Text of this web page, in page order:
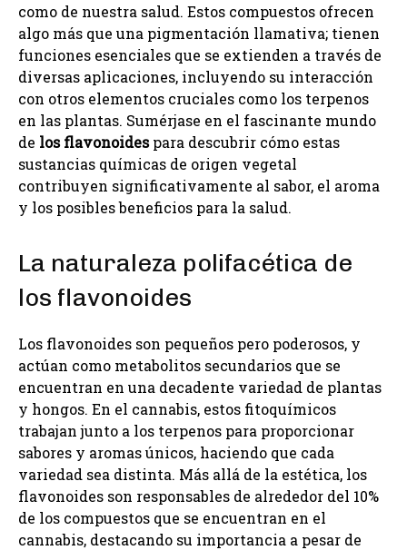
como de nuestra salud. Estos compuestos ofrecen
algo más que una pigmentación llamativa; tienen
funciones esenciales que se extienden a través de
diversas aplicaciones, incluyendo su interacción
con otros elementos cruciales como los terpenos
en las plantas. Sumérjase en el fascinante mundo
de los flavonoidespara descubrir cómo estas
sustancias químicas de origen vegetal
contribuyen significativamente al sabor, el aroma
y los posibles beneficios para la salud.
La naturaleza polifacética de
los flavonoides
Los flavonoides son pequeños pero poderosos, y
actúan como metabolitos secundarios que se
encuentran en una decadente variedad de plantas
y hongos. En el cannabis, estos fitoquímicos
trabajan junto a los terpenos para proporcionar
sabores y aromas únicos, haciendo que cada
variedad sea distinta. Más allá de la estética, los
flavonoides son responsables de alrededor del 10%
de los compuestos que se encuentran en el
cannabis, destacando su importancia a pesar de